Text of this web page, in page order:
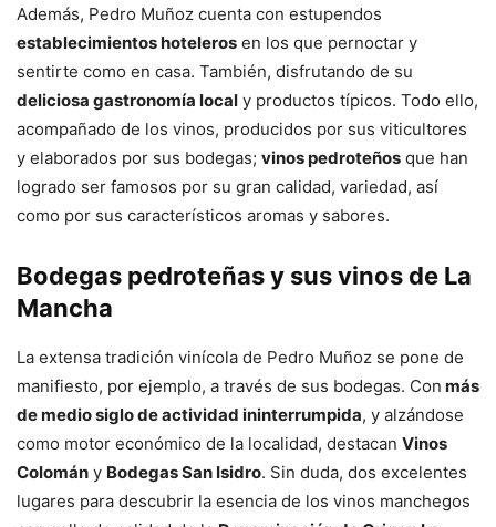
Además, Pedro Muñoz cuenta con estupendos
establecimientos hoteleros en los que pernoctar y
sentirte como en casa. También, disfrutando de su
deliciosa gastronomía local y productos típicos. Todo ello,
acompañado de los vinos, producidos por sus viticultores
y elaborados por sus bodegas; vinos pedroteños que han
logrado ser famosos por su gran calidad, variedad, así
como por sus característicos aromas y sabores.
Bodegas pedroteñas y sus vinos de La
Mancha
La extensa tradición vinícola de Pedro Muñoz se pone de
manifiesto, por ejemplo, a través de sus bodegas. Con más
de medio siglo de actividad ininterrumpida, y alzándose
como motor económico de la localidad, destacan Vinos
Colomán y Bodegas San Isidro. Sin duda, dos excelentes
lugares para descubrir la esencia de los vinos manchegos